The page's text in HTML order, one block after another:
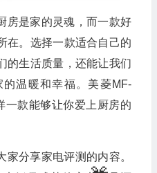
房是家的灵魂，而一款好
在。选择一款适合自己的
的生活质量，还能让我们
温暖和幸福。美菱MF-
一款能够让你爱上厨房的
家分享家电评测的内容。